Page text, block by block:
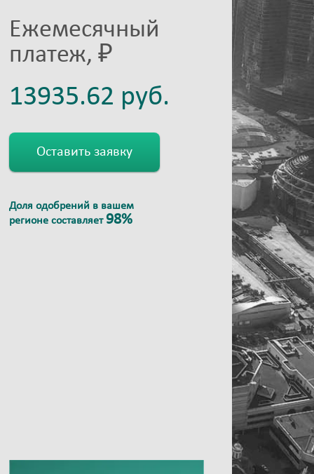
Ежемесячный
платеж, ₽
Оставить заявку
Доля одобрений в вашем
регионе составляет 98%